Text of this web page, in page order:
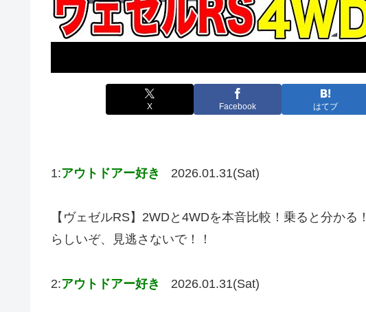
X Facebook はてブ
1:アウトドアー好き 2026.01.31(Sat)
【ヴェゼルRS】2WDと4WDを本音比較！乗ると分か
らしいぞ、見逃さないで！！
2:アウトドアー好き 2026.01.31(Sat)